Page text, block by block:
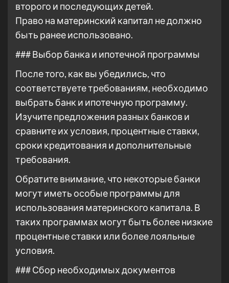
второго и последующих детей.
Право на материнский капитал не должно
быть ранее использовано.
### Выбор банка и ипотечной программы
После того, как вы убедились, что
соответствуете требованиям, необходимо
выбрать банк и ипотечную программу.
Изучите предложения разных банков и
сравните их условия, процентные ставки,
сроки кредитования и дополнительные
требования.
Обратите внимание, что некоторые банки
могут иметь особые программы для
использования материнского капитала. В
таких программах могут быть более низкие
процентные ставки или более лояльные
условия.
### Сбор необходимых документов